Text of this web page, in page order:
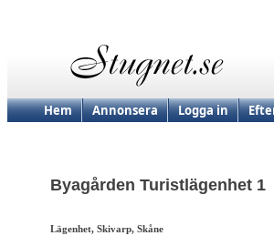
Hem Annonsera Logga in
Byagården Turistlägenhet 1
Lägenhet, Skivarp, Skåne